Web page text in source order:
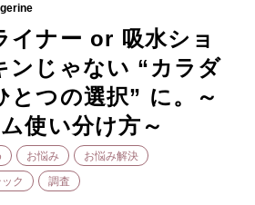
PEOPLE
HOW TO
イナー or 吸水ショ
ンじゃない “カラダ
とつの選択” に。～
使い分け方～
お悩み
お悩み解決
ク
調査